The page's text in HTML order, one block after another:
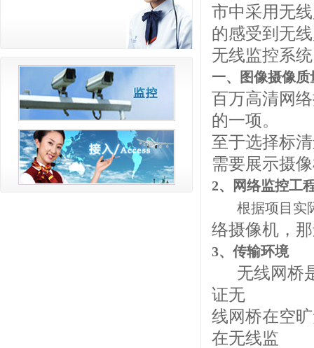
市中采用无
的感受到无
无线监控系
一、 图像摄像质
百万高清网
的一项。
至于选择标
需要展示摄
2、网络监控工
根据项目实
络摄像机，
3、传输环境
无线网桥是
证无
线网桥在空
在无线监